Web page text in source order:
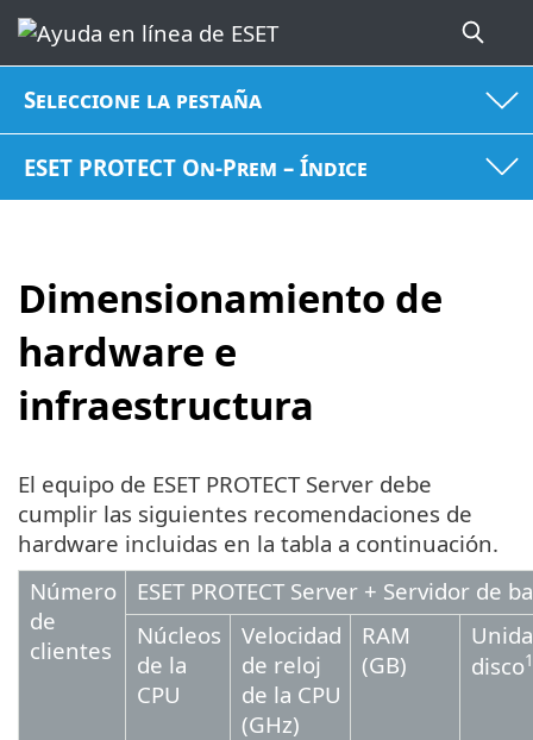
Seleccione la pestaña
ESET PROTECT On-Prem – Índice
Dimensionamiento de
hardware e
infraestructura
El equipo de ESET PROTECT Server debe
cumplir las siguientes recomendaciones de
hardware incluidas en la tabla a continuación.
Número
de
clientes
ESET PROTECT Server + Servidor de
Núcleos
de la
CPU
Velocidad
de reloj
de la CPU
(GHz)
RAM
(GB)
disco1